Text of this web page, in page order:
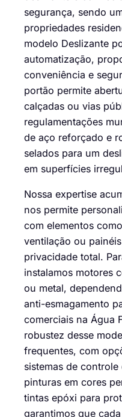
segurança, sendo
propriedades
modelo Deslizante
automatização,
conveniência e
portão permite
calçadas ou vias
regulamentações
de aço reforçado e
selados para um
em superfícies
Nossa expertise
nos permite
com elementos
ventilação ou
privacidade total.
instalamos motores
ou metal,
anti-esmagamento
comerciais na Água
robustez desse
frequentes, com
sistemas de
pinturas em cores
tintas epóxi para
garantimos que